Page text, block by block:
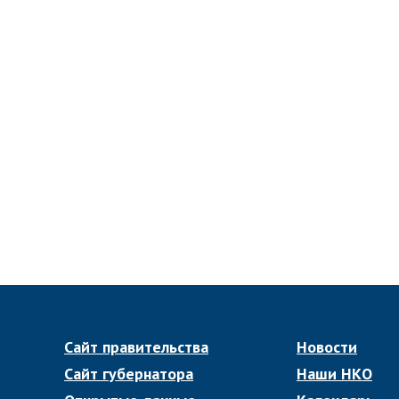
Сайт правительства
Сайт губернатора
Новости
Наши НКО